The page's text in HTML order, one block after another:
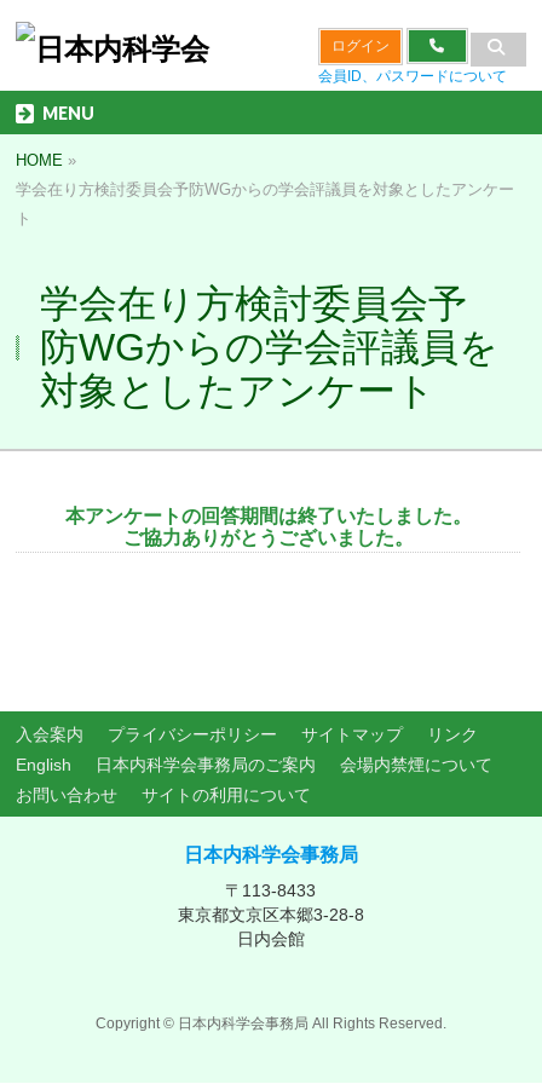
ログイン
会員ID、パスワードについて
MENU
HOME »
学会在り方検討委員会予防WGからの学会評議員を対象としたアンケー
ト
学会在り方検討委員会予
防WGからの学会評議員を
対象としたアンケート
本アンケートの回答期間は終了いたしました。
ご協力ありがとうございました。
入会案内 プライバシーポリシー サイトマップ
リンク
English
日本内科学会事務局のご案内
会場内禁煙について
お問い合わせ
サイトの利用について
日本内科学会事務局
〒113-8433
東京都文京区本郷3-28-8
日内会館
Copyright © 日本内科学会事務局 All Rights Reserved.